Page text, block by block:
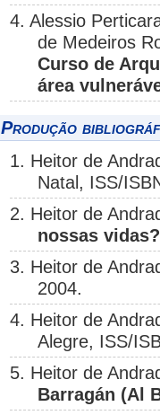
4. Alessio
de Medeiros
Curso de
área
Produção
1. Heitor de
Natal, ISS/
2. Heitor de
nossas vidas?
3. Heitor de
2004.
4. Heitor de
Alegre, ISS/
5. Heitor de
Barragán (Al